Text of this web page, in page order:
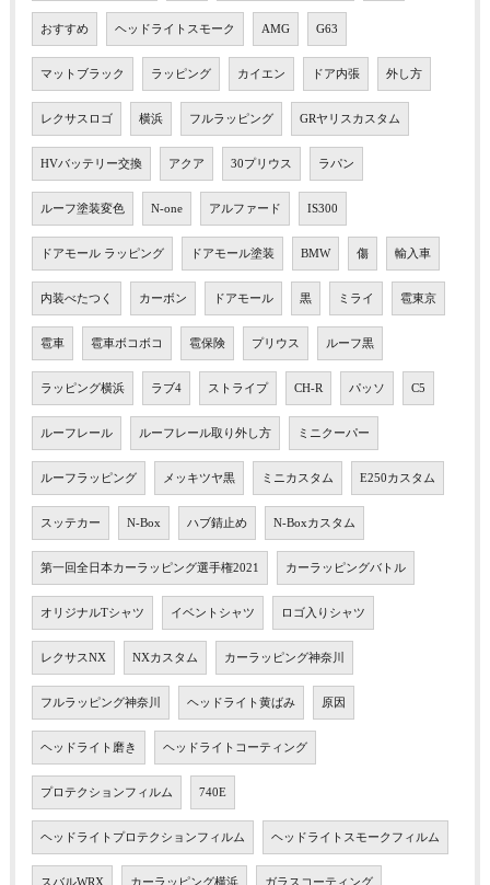
おすすめ ヘッドライトスモーク AMG G63
マットブラック ラッピング カイエン ドア内張 外し方
レクサスロゴ 横浜 フルラッピング GRヤリスカスタム
HVバッテリー交換 アクア 30プリウス ラパン
ルーフ塗装変色 N-one アルファード IS300
ドアモール ラッピング ドアモール塗装 BMW 傷 輸入車
内装べたつく カーボン ドアモール 黒 ミライ 雹東京
雹車 雹車ボコボコ 雹保険 プリウス ルーフ黒
ラッピング横浜 ラブ4 ストライプ CH-R パッソ C5
ルーフレール ルーフレール取り外し方 ミニクーパー
ルーフラッピング メッキツヤ黒 ミニカスタム E250カスタム
スッテカー N-Box ハブ錆止め N-Boxカスタム
第一回全日本カーラッピング選手権2021 カーラッピングバトル
オリジナルTシャツ イベントシャツ ロゴ入りシャツ
レクサスNX NXカスタム カーラッピング神奈川
フルラッピング神奈川 ヘッドライト黄ばみ 原因
ヘッドライト磨き ヘッドライトコーティング
プロテクションフィルム 740E
ヘッドライトプロテクションフィルム ヘッドライトスモークフィルム
スバルWRX カーラッピング横浜 ガラスコーティング